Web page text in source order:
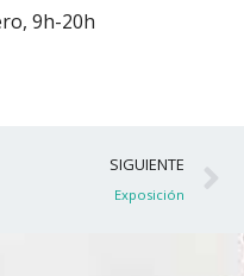
9h-20h
SIGUIENTE
Exposición